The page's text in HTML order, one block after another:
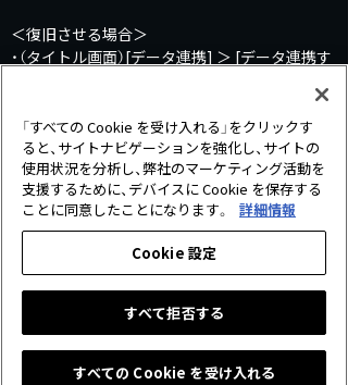
＜復旧させる場合＞
・（タイトル画面）[データ連携] ＞ [データ連携す
※以降、表示される説明を確認し、連携を行って
ください。
■PC版のゲームデータは、プラットフォームの
アカウントと連携されています。
PC版「Shadowverse」のゲームデータは、ご利用
の「DMMアカウント」もしくは「Steamアカウン
ト」に連携されています。
異なるPC端末で同じゲームデータを利用する場
合は、同じ「DMMアカウント」「Steamアカウン
ト」で当アプリをインストールしてください。
「すべての Cookie を受け入れる」をクリックす
ると、サイトナビゲーションを強化し、サイトの
使用状況を分析し、弊社のマーケティング活動を
支援するために、デバイスに Cookie を保存する
ことに同意したことになります。
詳細情報
Cookie 設定
すべて拒否する
すべての Cookie を受け入れる